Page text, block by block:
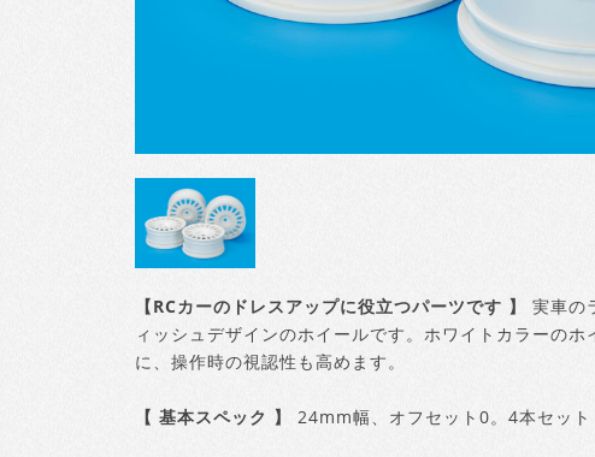
【RCカーのドレスアップに役立つパーツです 】
実車の
ィッシュデザインのホイールです。ホワイトカラーの
に、操作時の視認性も高めます。
【 基本スペック 】 24mm幅、オフセット0。4本セット